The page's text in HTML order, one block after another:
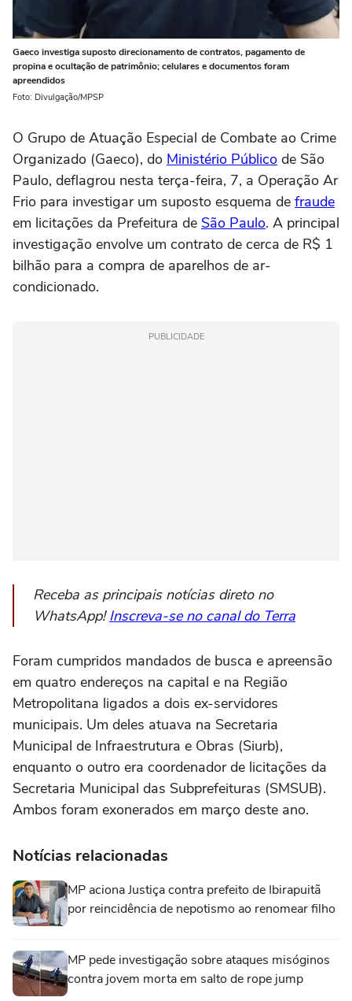
Gaeco investiga suposto direcionamento de contratos, pagamento de
propina e ocultação de patrimônio; celulares e documentos foram
apreendidos
Foto: Divulgação/MPSP
O Grupo de Atuação Especial de Combate ao Crime
Organizado (Gaeco), do Ministério Público de São
Paulo, deflagrou nesta terça-feira, 7, a Operação Ar
Frio para investigar um suposto esquema de fraude
em licitações da Prefeitura de São Paulo. A principal
investigação envolve um contrato de cerca de R$ 1
bilhão para a compra de aparelhos de ar-
condicionado.
PUBLICIDADE
Receba as principais notícias direto no
WhatsApp!Inscreva-se no canal do Terra
Foram cumpridos mandados de busca e apreensão
em quatro endereços na capital e na Região
Metropolitana ligados a dois ex-servidores
municipais. Um deles atuava na Secretaria
Municipal de Infraestrutura e Obras (Siurb),
enquanto o outro era coordenador de licitações da
Secretaria Municipal das Subprefeituras (SMSUB).
Ambos foram exonerados em março deste ano.
Notícias relacionadas
MP aciona Justiça contra prefeito de Ibirapuitã
por reincidência de nepotismo ao renomear filho
MP pede investigação sobre ataques misóginos
contra jovem morta em salto de rope jump